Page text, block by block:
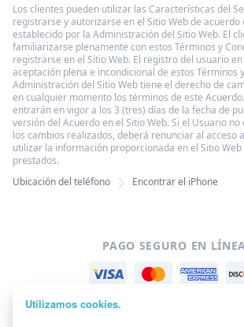
Los clientes pueden utilizar las Características del
registrarse y autorizarse en el Sitio Web de
establecido por la Administración del Sitio Web. El
familiarizarse plenamente con estos Términos y
registrarse en el Sitio Web. El registro del usuario
aceptación plena e incondicional de estos Términos
Administración del Sitio Web tiene el derecho de
en cualquier momento los términos de este
entrarán en vigor a los 3 (tres) días de la fecha de
versión del Acuerdo en el Sitio Web. Si el Usuario
los cambios realizados, deberá renunciar al acceso
utilizar la información proporcionada en el Sitio Web
prestados.
Ubicación del teléfono
Encontrar el iPhone
PAGO SEGURO EN
Utilizamos cookies.